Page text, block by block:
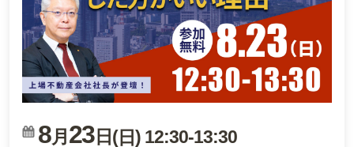
8月 23日(日) 12:30-13:30